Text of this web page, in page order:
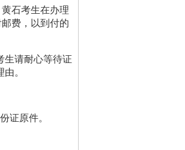
黄石考生在办理
费 ， 以到付的
生请耐心等待证
。
证原件。